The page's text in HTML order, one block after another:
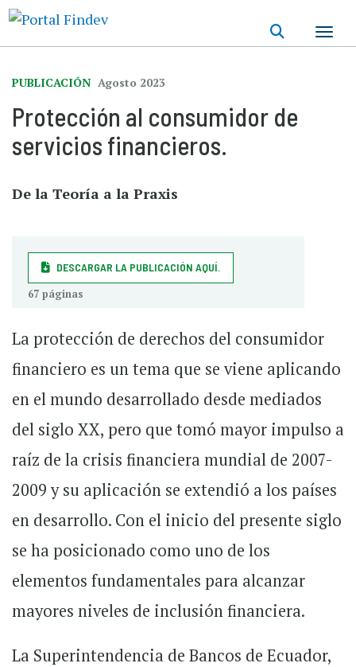
PUBLICACIÓN Agosto 2023
Protección al consumidor de
servicios financieros.
De la Teoría a la Praxis
DESCARGAR LA PUBLICACIÓN AQUÍ.
67 páginas
La protección de derechos del consumidor
financiero es un tema que se viene aplicando
en el mundo desarrollado desde mediados
del siglo XX, pero que tomó mayor impulso a
raíz de la crisis financiera mundial de 2007-
2009 y su aplicación se extendió a los países
en desarrollo. Con el inicio del presente siglo
se ha posicionado como uno de los
elementos fundamentales para alcanzar
mayores niveles de inclusión financiera.
La Superintendencia de Bancos de Ecuador,